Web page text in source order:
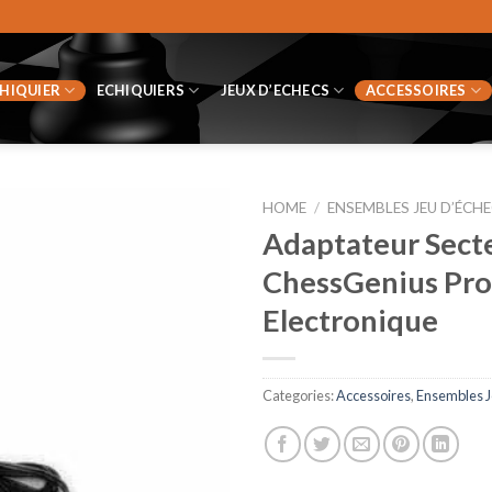
ECHIQUIERS JEUX D’ECHECS ACCESSOIRES
HOME / ENSEMBLES JEU
Adaptateur
ChessGenius
Electronique
Categories:Accessoires,Ensembles